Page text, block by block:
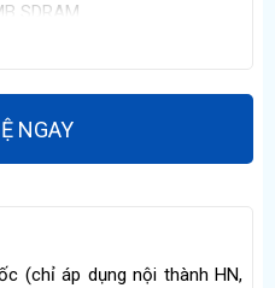
SDRAM​
232, Parallel, LAN (ZebraNet
NGAY
(chỉ áp dụng nội thành HN,